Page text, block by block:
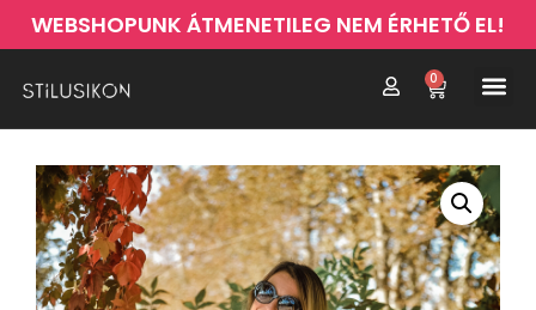
WEBSHOPUNK ÁTMENETILEG NEM ÉRHETŐ EL!
0